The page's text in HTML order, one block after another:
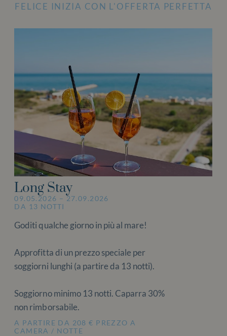
FELICE INIZIA CON L'OFFERTA PERFETTA
Long Stay
09.05.2026 – 27.09.2026
DA 13 NOTTI
Goditi qualche giorno in più al mare!
Approfitta di un prezzo speciale per
soggiorni lunghi (a partire da 13 notti).
Soggiorno minimo 13 notti. Caparra 30%
non rimborsabile.
A PARTIRE DA 208 € PREZZO A
CAMERA / NOTTE